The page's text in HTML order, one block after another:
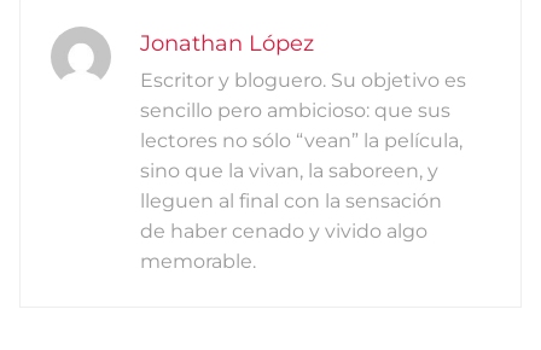
Jonathan López
Escritor y bloguero. Su objetivo es
sencillo pero ambicioso: que sus
lectores no sólo “vean” la película,
sino que la vivan, la saboreen, y
lleguen al final con la sensación
de haber cenado y vivido algo
memorable.